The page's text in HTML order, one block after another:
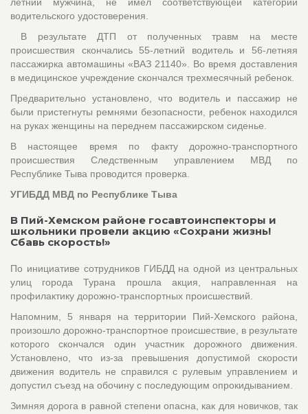
водительского удостоверения.
В результате ДТП от полученных травм на месте
происшествия скончались 55-летний водитель и 56-летняя
пассажирка автомашины «ВАЗ 21140». Во время доставления
в медицинское учреждение скончался трехмесячный ребенок.
Предварительно установлено, что водитель и пассажир не
были пристегнуты ремнями безопасности, ребенок находился
на руках женщины на переднем пассажирском сиденье.
В настоящее время по факту дорожно-транспортного
происшествия Следственным управлением МВД по
Республике Тыва проводится проверка.
УГИБДД МВД по Республике Тыва
В Пий-Хемском районе госавтоинспекторы и
школьники провели акцию «Сохрани жизнь!
Сбавь скорость!»
По инициативе сотрудников ГИБДД на одной из центральных
улиц города Турана прошла акция, направленная на
профилактику дорожно-транспортных происшествий.
Напомним, 5 января на территории Пий-Хемского района,
произошло дорожно-транспортное происшествие, в результате
которого скончался один участник дорожного движения.
Установлено, что из-за превышения допустимой скорости
движения водитель не справился с рулевым управлением и
допустил съезд на обочину с последующим опрокидыванием.
Зимняя дорога в равной степени опасна, как для новичков, так